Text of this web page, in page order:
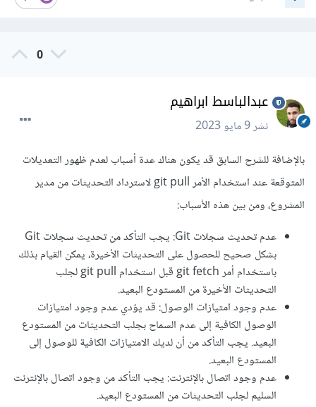
0
عبدالباسط ابراهيم
نشر9 مايو 2023
بالإضافة للشرح السابق قد يكون هناك عدة أسباب لعدم ظهور التعديلات
المتوقعة عند استخدام الأمر git pull لاسترداد التحديثات من مدير
المشروع، ومن بين هذه الأسباب:
عدم تحديث سجلات Git: يجب التأكد من تحديث سجلات Git
بشكل صحيح للحصول على التحديثات الأخيرة، يمكن القيام بذلك
باستخدام أمر git fetch قبل استخدام git pull لجلب
التحديثات الأخيرة من المستودع البعيد.
عدم وجود امتيازات الوصول: قد يؤدي عدم وجود امتيازات
الوصول الكافية إلى عدم السماح بجلب التحديثات من المستودع
البعيد. يجب التأكد من أن لديك الامتيازات الكافية للوصول إلى
المستودع البعيد.
عدم وجود اتصال بالإنترنت: يجب التأكد من وجود اتصال بالإنترنت
السليم لجلب التحديثات من المستودع البعيد.